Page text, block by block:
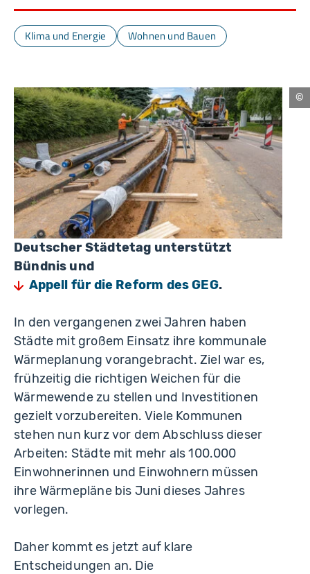
Klima und Energie Wohnen und Bauen
S.
Deutscher Städtetag unterstützt
Bündnis und
Appell für die Reform des GEG.
In den vergangenen zwei Jahren haben
Städte mit großem Einsatz ihre kommunale
Wärmeplanung vorangebracht. Ziel war es,
frühzeitig die richtigen Weichen für die
Wärmewende zu stellen und Investitionen
gezielt vorzubereiten. Viele Kommunen
stehen nun kurz vor dem Abschluss dieser
Arbeiten: Städte mit mehr als 100.000
Einwohnerinnen und Einwohnern müssen
ihre Wärmepläne bis Juni dieses Jahres
vorlegen.
Daher kommt es jetzt auf klare
Entscheidungen an. Die